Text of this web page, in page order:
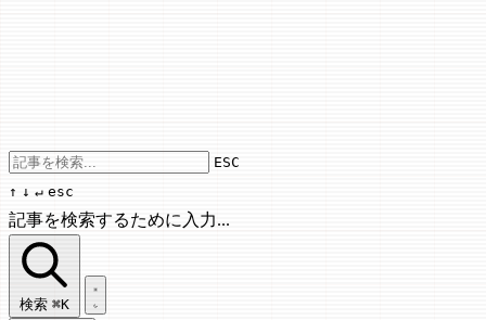
Use arrow keys to navigate results,
ESC
↑ ↓ ↵ esc
記事を検索するために入力...
記事を検索...
検索 ⌘K